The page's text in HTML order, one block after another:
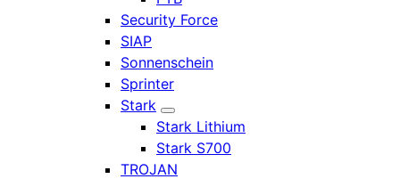
Security Force
SIAP
Sonnenschein
Sprinter
Stark
Stark Lithium
Stark S700
TROJAN